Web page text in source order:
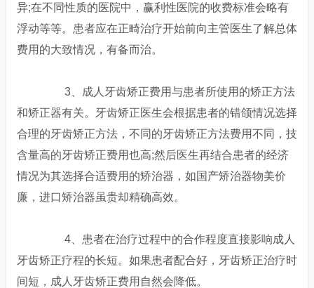
异;在不同性质的医院中，赢利性医院的收费标准会略有
浮动等等。患者应在正畸治疗开始前向主管医生了解总体
费用的大致情况，有备而治。
3、成人牙齿矫正费用与患者所使用的矫正方法
和矫正器有关。牙齿矫正医生会根据患者的错颌情况选择
合理的牙齿矫正方法，不同的牙齿矫正方法费用不同，技
含量高的牙齿矫正费用也高;然后医生再结合患者的经济
情况为其选择合适费用的矫治器，如国产矫治器物美价
廉，进口矫治器虽贵却精确高效。
4、患者在治疗过程中的合作程度直接影响成人
牙齿矫正疗程的长短。如果患者配合好，牙齿矫正治疗时
间短，成人牙齿矫正费用自然会降低。